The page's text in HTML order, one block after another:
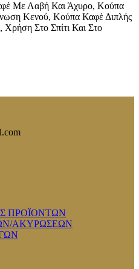
Με Λαβή Και Άχυρο, Κούπα
Κενού, Κούπα Καφέ Διπλής
Χρήση Στο Σπίτι Και Στο
ΠΡΟΪΟΝΤΩΝ
ΑΚΥΡΩΣΕΩΝ